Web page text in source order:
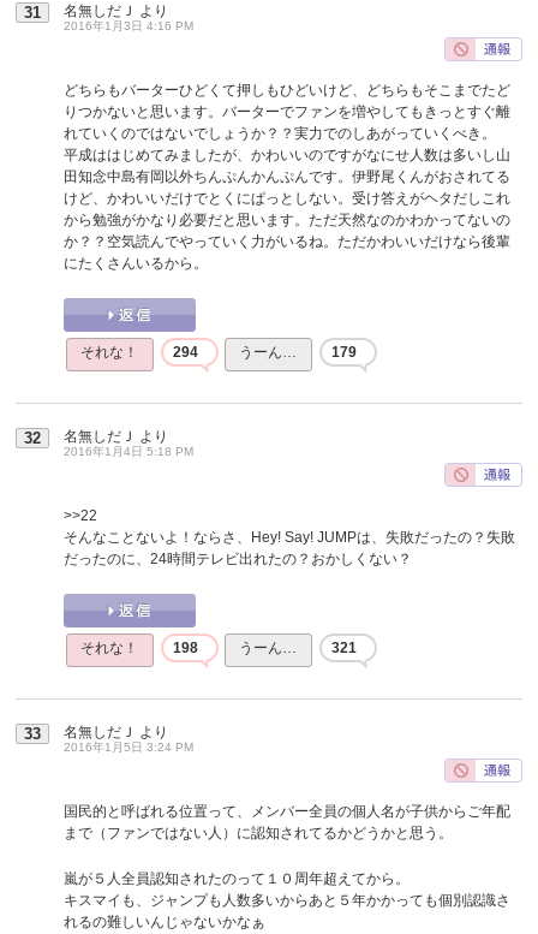
31 名無しだＪ より
2016年1月3日 4:16 PM
どちらもバーターひどくて押しもひどいけど、どちらもそこまでたど
りつかないと思います。バーターでファンを増やしてもきっとすぐ離
れていくのではないでしょうか？？実力でのしあがっていくべき。
平成ははじめてみましたが、かわいいのですがなにせ人数は多いし山
田知念中島有岡以外ちんぷんかんぷんです。伊野尾くんがおされてる
けど、かわいいだけでとくにぱっとしない。受け答えがヘタだしこれ
から勉強がかなり必要だと思います。ただ天然なのかわかってないの
か？？空気読んでやっていく力がいるね。ただかわいいだけなら後輩
にたくさんいるから。
それな！ 294 うーん… 179
32 名無しだＪ より
2016年1月4日 5:18 PM
>>22
そんなことないよ！ならさ、Hey! Say! JUMPは、失敗だったの？失敗
だったのに、24時間テレビ出れたの？おかしくない？
それな！ 198 うーん… 321
33 名無しだＪ より
2016年1月5日 3:24 PM
国民的と呼ばれる位置って、メンバー全員の個人名が子供からご年配
まで（ファンではない人）に認知されてるかどうかと思う。
嵐が５人全員認知されたのって１０周年超えてから。
キスマイも、ジャンプも人数多いからあと５年かかっても個別認識さ
れるの難しいんじゃないかなぁ